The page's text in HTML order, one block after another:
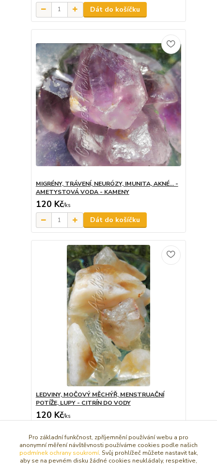
Dát do košíčku
MIGRÉNY, TRÁVENÍ, NEURÓZY, IMUNITA, AKNÉ... -
AMETYSTOVÁ VODA - KAMENY
120 Kč/ks
Dát do košíčku
LEDVINY, MOČOVÝ MĚCHÝŘ, MENSTRUAČNÍ
POTÍŽE, LUPY - CITRÍN DO VODY
120 Kč/ks
strana z 1
Pro základní funkčnost, zpříjemnění používání webu a pro
anonymní měření návštěvnosti používáme cookies podle našich
podmínek ochrany soukromí. Svůj prohlížeč můžete nastavit tak,
aby se na pevném disku žádné cookies neukládaly, respektive,